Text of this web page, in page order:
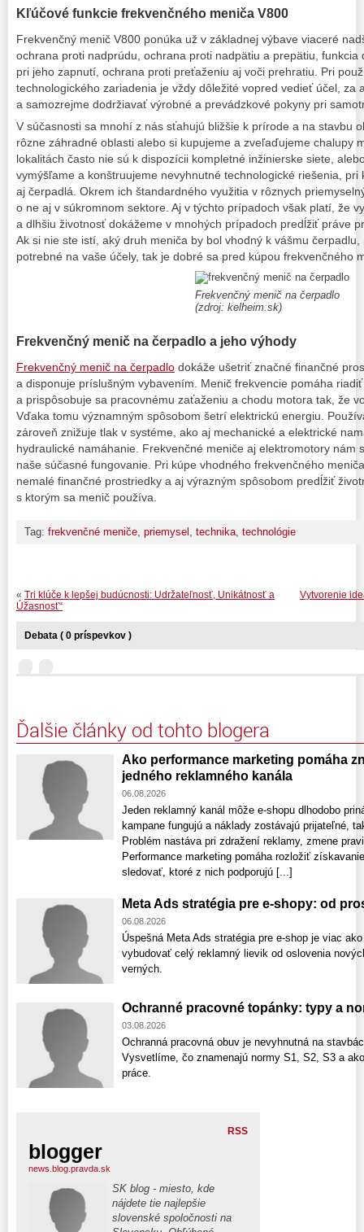
Kľúčové funkcie frekvenčného meniča V800
Frekvenčný menič V800 ponúka už v základnej výbave viaceré
ochrana proti nadprúdu, ochrana proti nadpätiu a prepätiu, funkcia
pri jeho zapnutí, ochrana proti preťaženiu aj voči prehratiu. Pri
technologického zariadenia je vždy dôležité vopred vedieť účel,
a samozrejme dodržiavať výrobné a prevádzkové pokyny pri
V súčasnosti sa mnohí z nás sťahujú bližšie k prírode a na stavbu
rôzne záhradné oblasti alebo si kupujeme a zveľaďujeme chalupy
lokalitách často nie sú k dispozícii kompletné inžinierske siete,
vymýšľame a konštruujeme nevyhnutné technologické riešenia, pri
aj čerpadlá. Okrem ich štandardného využitia v rôznych
o ne aj v súkromnom sektore. Aj v týchto prípadoch však platí, že
a dlhšiu životnosť dokážeme v mnohých prípadoch predĺžiť práve
Ak si nie ste istí, aký druh meniča by bol vhodný k vášmu
potrebné na vaše účely, tak je dobré sa pred kúpou frekvenčného
Frekvenčný menič na čerpadlo
(zdroj: kelheim.sk)
Frekvenčný menič na čerpadlo a jeho výhody
Frekvenčný menič na čerpadlo dokáže ušetriť značné finančné
a disponuje príslušným vybavením. Menič frekvencie pomáha
a prispôsobuje sa pracovnému zaťaženiu a chodu motora tak, že
Vďaka tomu významným spôsobom šetrí elektrickú energiu.
zároveň znižuje tlak v systéme, ako aj mechanické a elektrické
hydraulické namáhanie. Frekvenčné meniče aj elektromotory nám
naše súčasné fungovanie. Pri kúpe vhodného frekvenčného
nemalé finančné prostriedky a aj výrazným spôsobom predĺžiť
s ktorým sa menič používa.
Tag: frekvenčné meniče priemysel technika technológie
Vytvorenie
« Tri klúče k lepšej budúcnosti: Udržateľnosť, Unikátnosť a
Úžasnosť“
Debata ( 0 príspevkov )
Ďalšie články od tohto blogera
Ako performance marketing pomáha
jedného reklamného kanála
06.08.2026
Jeden reklamný kanál môže e-shopu dlhodobo
kampane fungujú a náklady zostávajú prijateľné,
Problém nastáva pri zdražení reklamy, zmene
Performance marketing pomáha rozložiť
sledovať, ktoré z nich podporujú [...]
Meta Ads stratégia pre e-shopy: od
06.08.2026
Úspešná Meta Ads stratégia pre e-shop je viac
vybudovať celý reklamný lievik od oslovenia
verných.
Ochranné pracovné topánky: typy a
03.08.2026
Ochranná pracovná obuv je nevyhnutná na
Vysvetlíme, čo znamenajú normy S1, S2, S3 a
práce.
RSS
blogger
news.blog.pravda.sk
SK blog - miesto, kde
nájdete tie najlepšie
slovenské spoločnosti na